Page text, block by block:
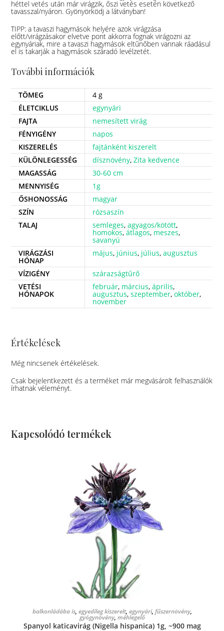
héttel vetés után már virágzik, őszi vetés esetén következő
tavasszal/nyáron. Gyönyörködj a látványban!
TIPP: a tavaszi hagymások helyére azok virágzása
előtt/virágzásakor elvetve pont akkorra fognak virágozni az
egynyáriak, mire a tavaszi hagymások eltűnőben vannak ráadásul
el is takarják a hagymások száradó levélzetét.
További információk
TÖMEG
4 g
ÉLETCIKLUS
egynyári
FAJTA
nemesített virág
FÉNYIGÉNY
napos
KISZERELÉS
fajtánként kiszerelt
KÜLÖNLEGESSÉG
dísznövény,Zita kedvence
MAGASSÁG
30-60 cm
MENNYISÉG
1g
ŐSHONOSSÁG
magyar
SZÍN
rózsaszín
TALAJ
semleges,agyagos/kötött,
homokos,átlagos, meszes,
savanyú
VIRÁGZÁSI
HÓNAP
május, június, július,augusztus
VÍZIGÉNY
szárazságtűrő
VETÉSI
HÓNAPOK
február, március,április,
augusztus,szeptember,október,
november
Értékelések
Még nincsenek értékelések.
Csak bejelentkezett és a terméket már megvásárolt felhasználók
írhatnak véleményt.
Kapcsolódó termékek
KOSÁRBA TESZEM
balkonládába is, egyedileg kiszerelt, egynyári, fűszernövény,
gyógynövény, méhlegelő
Spanyol katicavirág (Nigella hispanica) 1g, ~900 mag